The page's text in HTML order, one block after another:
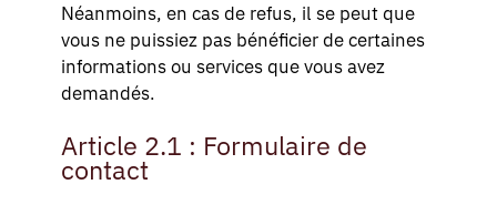
Néanmoins, en cas de refus, il se peut que
vous ne puissiez pas bénéficier de certaines
informations ou services que vous avez
demandés.
Article 2.1 : Formulaire de
contact